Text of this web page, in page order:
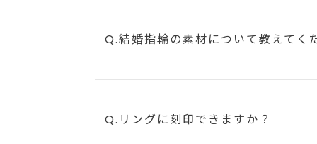
Q.結婚指輪の素材について教えてく
Q.リングに刻印できますか？